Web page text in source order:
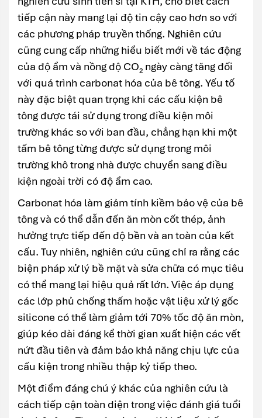
tiếp cận này mang lại độ tin cậy cao hơn so với
các phương pháp truyền thống. Nghiên cứu
cũng cung cấp những hiểu biết mới về tác động
của độ ẩm và nồng độ CO₂ ngày càng tăng đối
với quá trình carbonat hóa của bê tông. Yếu tố
này đặc biệt quan trọng khi các cấu kiện bê
tông được tái sử dụng trong điều kiện môi
trường khác so với ban đầu, chẳng hạn khi một
tấm bê tông từng được sử dụng trong môi
trường khô trong nhà được chuyển sang điều
kiện ngoài trời có độ ẩm cao.
Carbonat hóa làm giảm tính kiềm bảo vệ của bê
tông và có thể dẫn đến ăn mòn cốt thép, ảnh
hưởng trực tiếp đến độ bền và an toàn của kết
cấu. Tuy nhiên, nghiên cứu cũng chỉ ra rằng các
biện pháp xử lý bề mặt và sửa chữa có mục tiêu
có thể mang lại hiệu quả rất lớn. Việc áp dụng
các lớp phủ chống thấm hoặc vật liệu xử lý gốc
silicone có thể làm giảm tới 70% tốc độ ăn mòn,
giúp kéo dài đáng kể thời gian xuất hiện các vết
nứt đầu tiên và đảm bảo khả năng chịu lực của
cấu kiện trong nhiều thập kỷ tiếp theo.
Một điểm đáng chú ý khác của nghiên cứu là
cách tiếp cận toàn diện trong việc đánh giá tuổi